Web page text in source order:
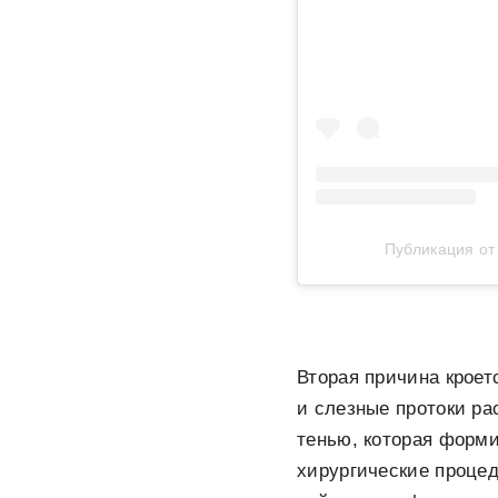
Публикация
Вторая причина
и слезные протоки
тенью, которая
хирургические